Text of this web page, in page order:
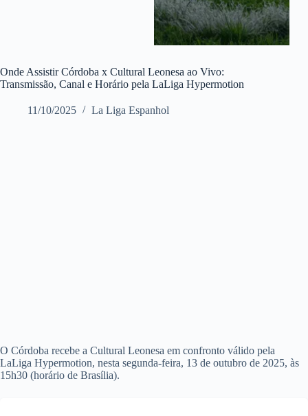
Onde Assistir Córdoba x Cultural Leonesa ao Vivo:
Transmissão, Canal e Horário pela LaLiga Hypermotion
11/10/2025 La Liga Espanhol
O Córdoba recebe a Cultural Leonesa em confronto válido pela
LaLiga Hypermotion, nesta segunda-feira, 13 de outubro de 2025, às
15h30 (horário de Brasília).